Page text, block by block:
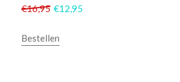
€16,95 €12,95
Bestellen